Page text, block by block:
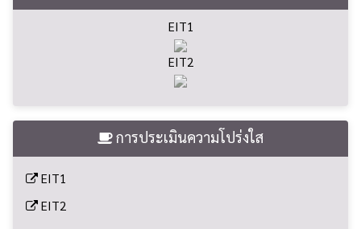
EIT1
EIT2
การประเมินความโปร่งใส
EIT1
EIT2